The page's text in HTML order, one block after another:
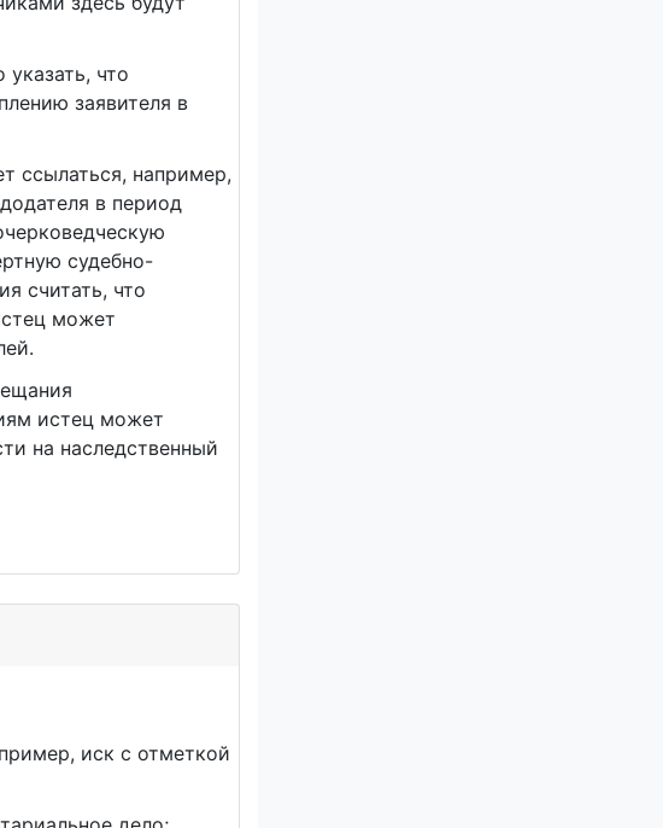
что
заявителя в
ссылаться, например,
в период
судебно-
считать, что
может
истец может
на наследственный
иск с отметкой